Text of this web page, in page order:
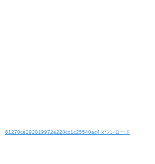
61270ce292819972e228cc1c25540ac4ダウンロード